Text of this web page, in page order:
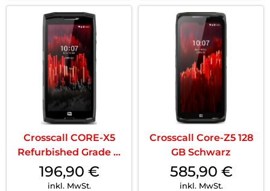
Crosscall CORE-X5
Refurbished Grade B
64 GB Schwar...
196,90 €
inkl. MwSt.
Crosscall Core-Z5 128
GB Schwarz
585,90 €
inkl. MwSt.